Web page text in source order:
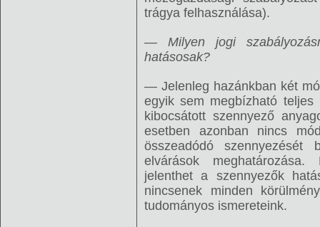
trágya felhasználása).
— Milyen jogi
hatásosak?
— Jelenleg hazánkban két
egyik sem megbízható
kibocsátott szennyező
esetben azonban nincs
összeadódó
elvárások
jelenthet a szennyezők
nincsenek minden
tudományos ismereteink.